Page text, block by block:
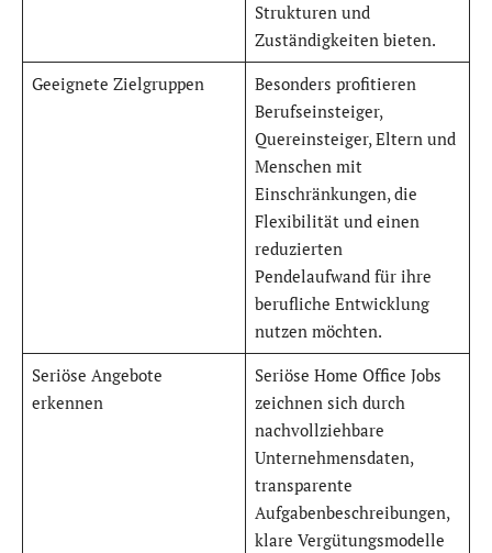
Strukturen und
Zuständigkeiten bieten.
Geeignete Zielgruppen
Besonders profitieren
Berufseinsteiger,
Quereinsteiger, Eltern und
Menschen mit
Einschränkungen, die
Flexibilität und einen
reduzierten
Pendelaufwand für ihre
berufliche Entwicklung
nutzen möchten.
Seriöse Angebote
erkennen
Seriöse Home Office Jobs
zeichnen sich durch
nachvollziehbare
Unternehmensdaten,
transparente
Aufgabenbeschreibungen,
klare Vergütungsmodelle